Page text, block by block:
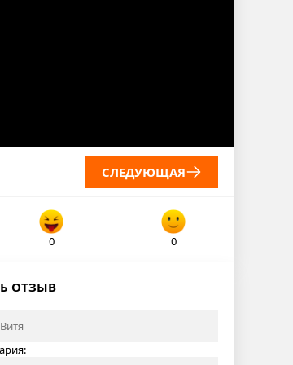
СЛЕДУЮЩАЯ
0 0
ОТЗЫВ